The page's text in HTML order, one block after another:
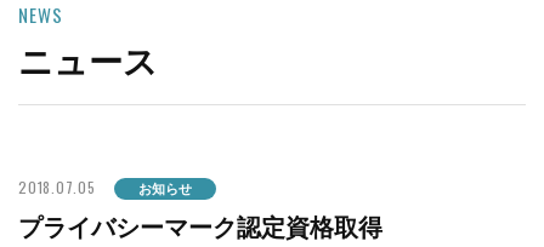
NEWS
ニュース
2018.07.05 お知らせ
プライバシーマーク認定資格取得